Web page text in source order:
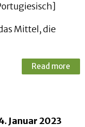
Mittel, die
Read more
Januar 2023